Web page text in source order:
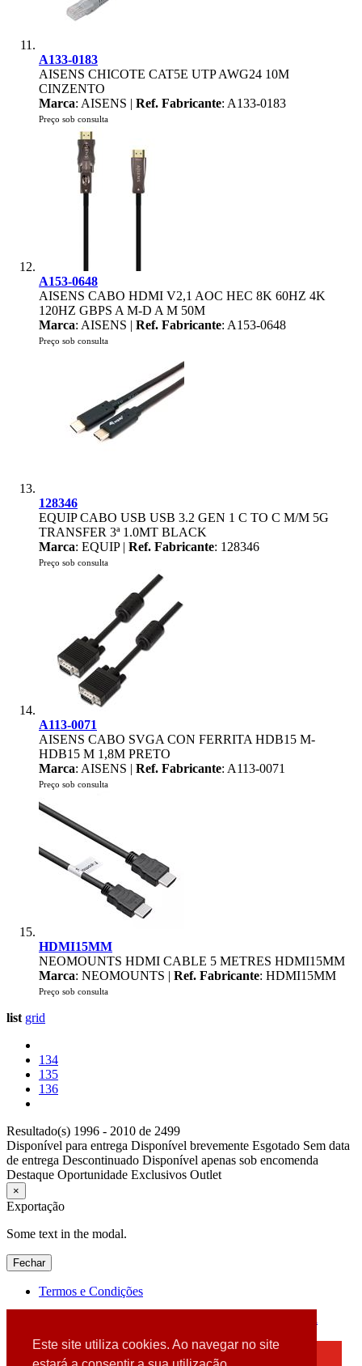
Este site utiliza cookies. Ao navegar no site
A133-0183
AISENS CHICOTE CAT5E UTP AWG24 10M
CINZENTO
Marca: AISENS | Ref. Fabricante: A133-0183
Preço sob consulta
A153-0648
AISENS CABO HDMI V2,1 AOC HEC 8K 60HZ 4K
120HZ GBPS A M-D A M 50M
Marca: AISENS | Ref. Fabricante: A153-0648
Preço sob consulta
128346
EQUIP CABO USB USB 3.2 GEN 1 C TO C M/M 5G
TRANSFER 3ª 1.0MT BLACK
Marca: EQUIP | Ref. Fabricante: 128346
Preço sob consulta
A113-0071
AISENS CABO SVGA CON FERRITA HDB15 M-
HDB15 M 1,8M PRETO
Marca: AISENS | Ref. Fabricante: A113-0071
Preço sob consulta
HDMI15MM
NEOMOUNTS HDMI CABLE 5 METRES HDMI15MM
Marca: NEOMOUNTS | Ref. Fabricante: HDMI15MM
Preço sob consulta
list grid
134
135
136
Resultado(s) 1996 - 2010 de 2499
Disponível para entrega Disponível brevemente Esgotado Sem data
de entrega Descontinuado Disponível apenas sob encomenda
Destaque Oportunidade Exclusivos Outlet
×
Exportação
Some text in the modal.
Fechar
Termos e Condições